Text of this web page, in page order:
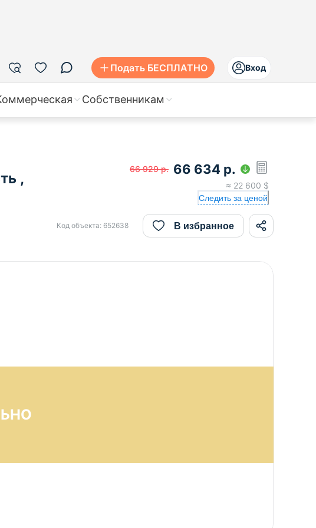
Подать БЕСПЛАТНО Вход
Собственникам
,
66 929 р. 66 634 р.
≈ 22 600 $
Следить за ценой
Код объекта: 652638 В избранное